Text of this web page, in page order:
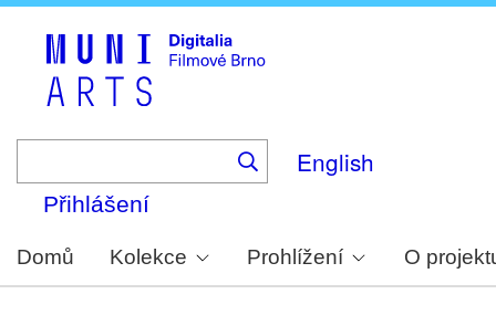
English
Přihlášení
Domů Kolekce Prohlížení O